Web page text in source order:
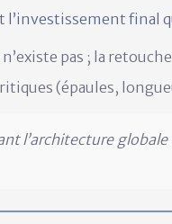
l’investissement
pas ; la
(épaules,
l’architecture